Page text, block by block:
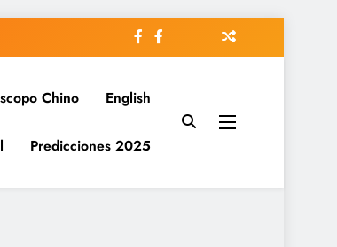
Chino English
Predicciones 2025